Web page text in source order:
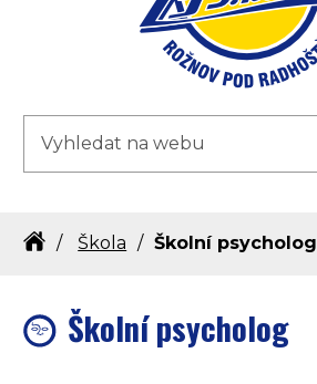
Vyhledávání
Škola Školní psycholog
Školní psycholog